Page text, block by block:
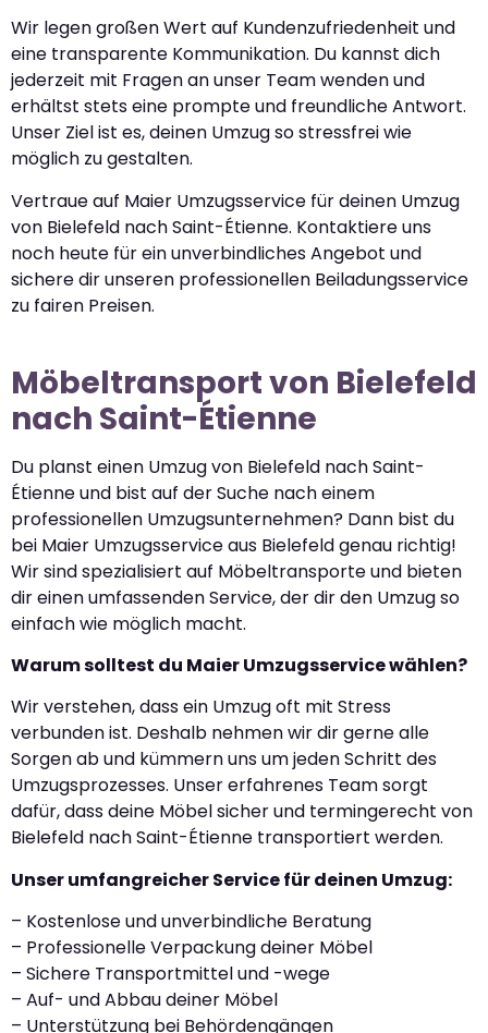
Wir legen großen Wert auf Kundenzufriedenheit und
eine transparente Kommunikation. Du kannst dich
jederzeit mit Fragen an unser Team wenden und
erhältst stets eine prompte und freundliche Antwort.
Unser Ziel ist es, deinen Umzug so stressfrei wie
möglich zu gestalten.
Vertraue auf Maier Umzugsservice für deinen Umzug
von Bielefeld nach Saint-Étienne. Kontaktiere uns
noch heute für ein unverbindliches Angebot und
sichere dir unseren professionellen Beiladungsservice
zu fairen Preisen.
Möbeltransport von Bielefeld
nach Saint-Étienne
Du planst einen Umzug von Bielefeld nach Saint-
Étienne und bist auf der Suche nach einem
professionellen Umzugsunternehmen? Dann bist du
bei Maier Umzugsservice aus Bielefeld genau richtig!
Wir sind spezialisiert auf Möbeltransporte und bieten
dir einen umfassenden Service, der dir den Umzug so
einfach wie möglich macht.
Warum solltest du Maier Umzugsservice wählen?
Wir verstehen, dass ein Umzug oft mit Stress
verbunden ist. Deshalb nehmen wir dir gerne alle
Sorgen ab und kümmern uns um jeden Schritt des
Umzugsprozesses. Unser erfahrenes Team sorgt
dafür, dass deine Möbel sicher und termingerecht von
Bielefeld nach Saint-Étienne transportiert werden.
Unser umfangreicher Service für deinen Umzug:
– Kostenlose und unverbindliche Beratung
– Professionelle Verpackung deiner Möbel
– Sichere Transportmittel und -wege
– Auf- und Abbau deiner Möbel
– Unterstützung bei Behördengängen